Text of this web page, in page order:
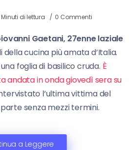
Minuti di lettura 0 Commenti
Gaetani, 27enne laziale
della cucina più amata d’Italia.
foglia di basilico cruda. È
andata in onda giovedì sera su
l’ultima vittima del
senza mezzi termini.
a Leggere